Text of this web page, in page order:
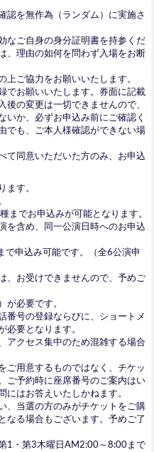
認を無作為（ランダム）に実施さ
なご自身の身分証明書を持参くだ
、理由の如何を問わず入場をお断
上ご協力をお願いいたします。
でお願いいたします。券面に記載
後の変更は一切できませんので、
いか、必ずお申込み前にご確認く
でも、ご本人様確認ができない場
て同意いただいた方のみ、お申込
ます。
までお申込みが可能となります。
を含め、同一公演日時へのお申込
申込み可能です。（全6公演申
、お受けできませんので、予めご
が必要です。
番号の登録ならびに、ショートメ
必要となります。
アクセス集中のため混雑する場合
ご用意するものではなく、チケッ
ご予約時に座席番号のご案内はい
にはお答えいたしかねます。
、当選の方のみがチケットをご購
なる場合もございます。予めご了
1・第3木曜日AM2:00～8:00まで